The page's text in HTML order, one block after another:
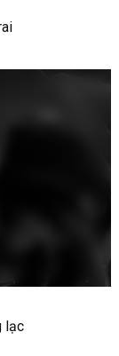
lạc